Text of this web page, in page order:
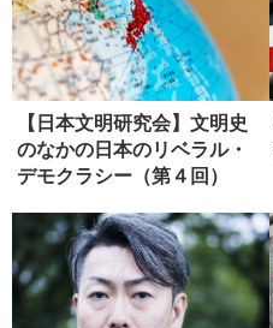
【日本文明研究会】文明史
のなかの日本のリベラル・
デモクラシー（第４回）